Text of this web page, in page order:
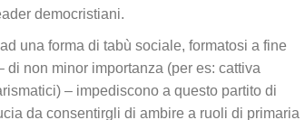
democristiani.
una forma di tabù sociale, formatosi a fine
di non minor importanza (per es: cattiva
– impediscono a questo partito di
da consentirgli di ambire a ruoli di primaria